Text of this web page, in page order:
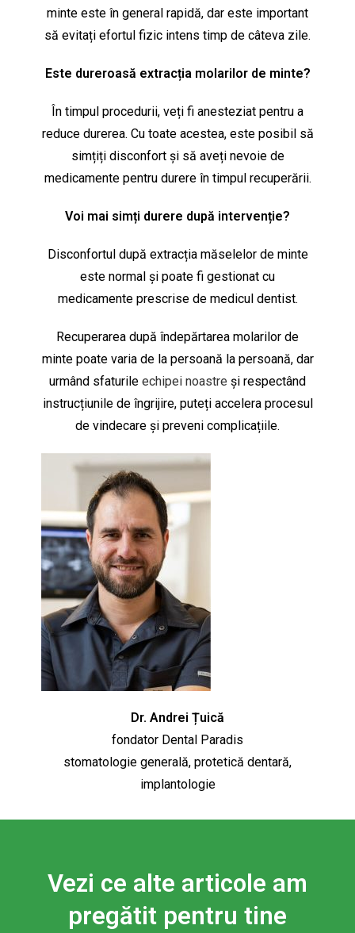
minte este în general rapidă, dar este important
să evitați efortul fizic intens timp de câteva zile.
Este dureroasă extracția molarilor de minte?
În timpul procedurii, veți fi anesteziat pentru a
reduce durerea. Cu toate acestea, este posibil să
simțiți disconfort și să aveți nevoie de
medicamente pentru durere în timpul recuperării.
Voi mai simți durere după intervenție?
Disconfortul după extracția măselelor de minte
este normal și poate fi gestionat cu
medicamente prescrise de medicul dentist.
Recuperarea după îndepărtarea molarilor de
minte poate varia de la persoană la persoană, dar
urmând sfaturile echipei noastre și respectând
instrucțiunile de îngrijire, puteți accelera procesul
de vindecare și preveni complicațiile.
Dr. Andrei Țuică
fondator Dental Paradis
stomatologie generală, protetică dentară,
implantologie
Vezi ce alte articole am
pregătit pentru tine